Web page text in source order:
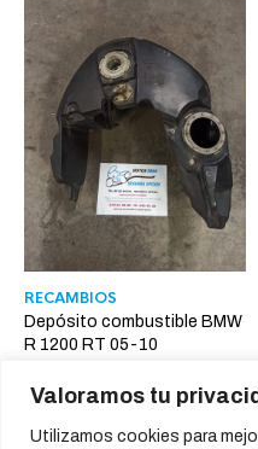
Valoramos tu
Utilizamos cookies para
RECAMBIOS
Depósito combustible BMW
R 1200 RT 05-10